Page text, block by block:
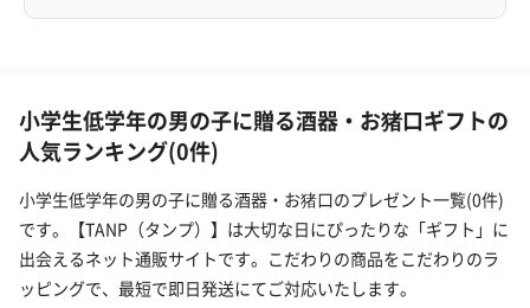
小学生低学年の男の子に贈る酒器・お猪口ギフトの
人気ランキング(0件)
小学生低学年の男の子に贈る酒器・お猪口のプレゼント一覧(0件)
です。【TANP（タンプ）】は大切な日にぴったりな「ギフト」に
出会えるネット通販サイトです。こだわりの商品をこだわりのラ
ッピングで、最短で即日発送にてご対応いたします。